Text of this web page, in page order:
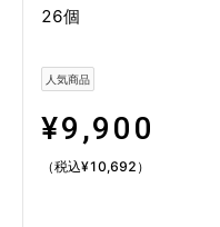
26個
人気商品
¥9,900
（税込¥10,692 ）